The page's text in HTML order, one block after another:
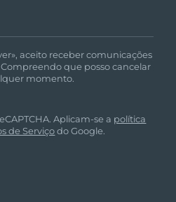
aceito receber comunicações
que posso cancelar
momento.
Aplicam-se a política
de Serviçodo Google.